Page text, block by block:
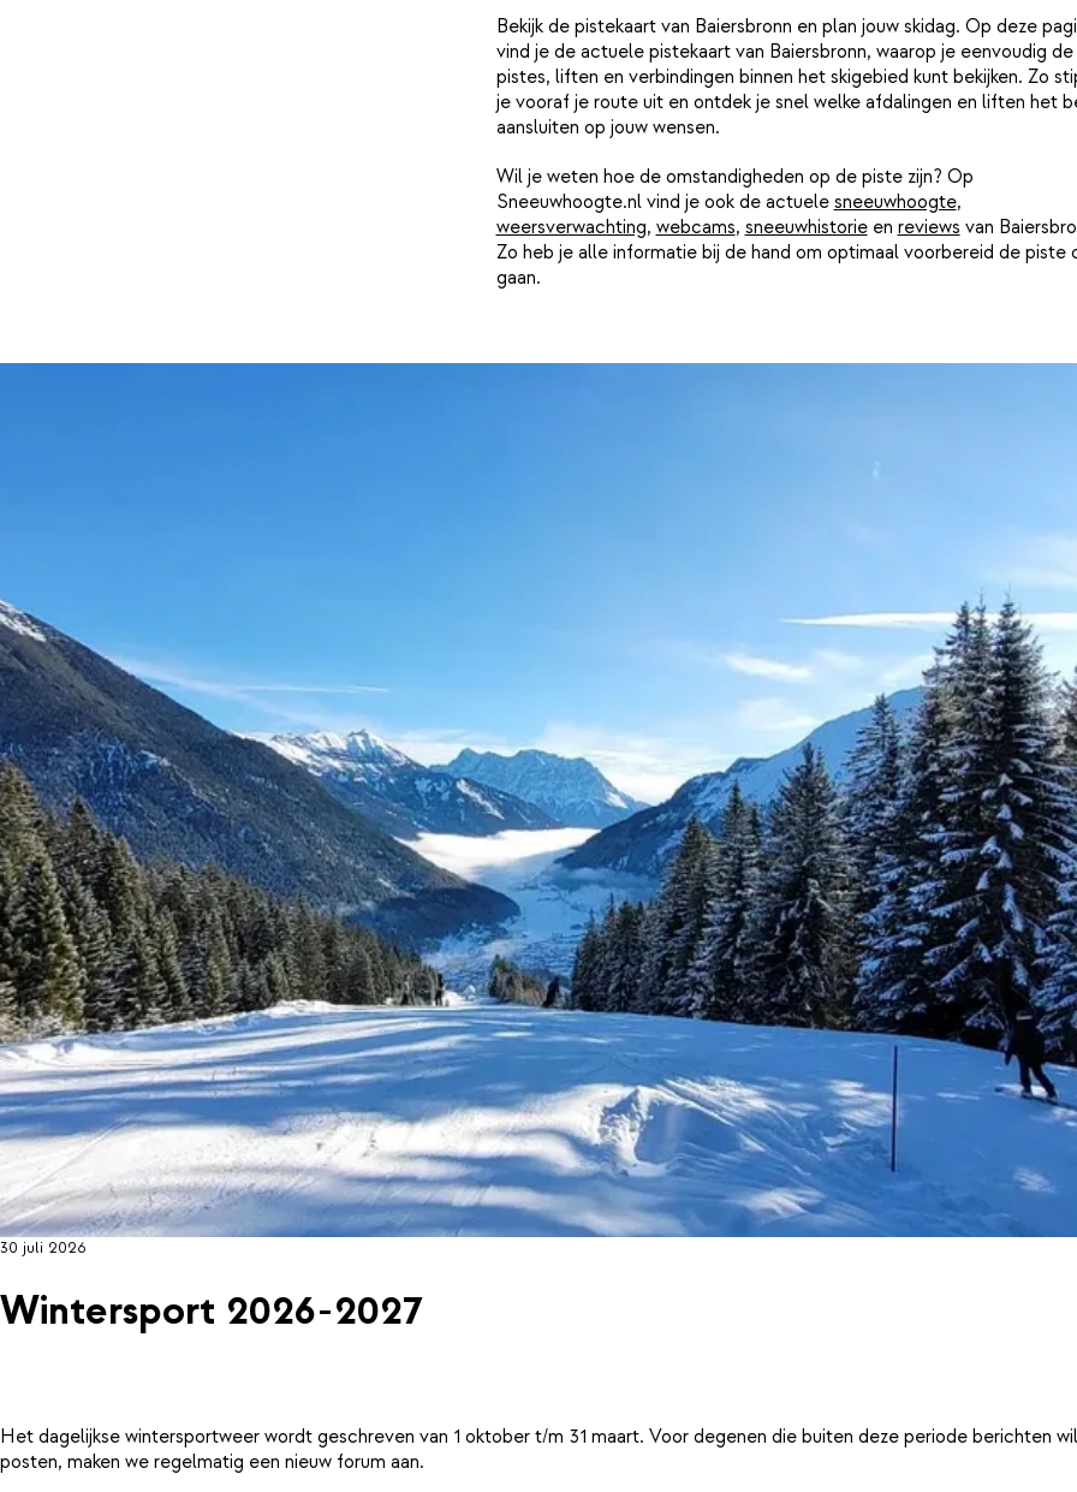
Bekijk de pistekaart van Baiersbronn en plan jouw skidag. Op deze
vind je de actuele pistekaart van Baiersbronn, waarop je eenvoudig de
pistes, liften en verbindingen binnen het skigebied kunt bekijken. Zo
je vooraf je route uit en ontdek je snel welke afdalingen en liften het
aansluiten op jouw wensen.
Wil je weten hoe de omstandigheden op de piste zijn? Op
Sneeuwhoogte.nl vind je ook de actuele sneeuwhoogte,
weersverwachting, webcams, sneeuwhistorieen reviews van
Zo heb je alle informatie bij de hand om optimaal voorbereid de piste
gaan.
30 juli 2026
Wintersport 2026-2027
Het dagelijkse wintersportweer wordt geschreven van 1 oktober t/m 31 maart. Voor degenen die buiten deze periode berichten
posten, maken we regelmatig een nieuw forum aan.